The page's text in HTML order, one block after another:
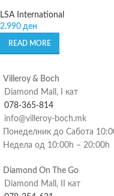
LSA International
2.990 ден
READ MORE
Villeroy & Boch
Diamond Mall, I кат
078-365-814
info@villeroy-boch.mk
Понеделник до Сабота
Недела од 10:00h – 20:00h
Diamond On The Go
Diamond Mall, II кат